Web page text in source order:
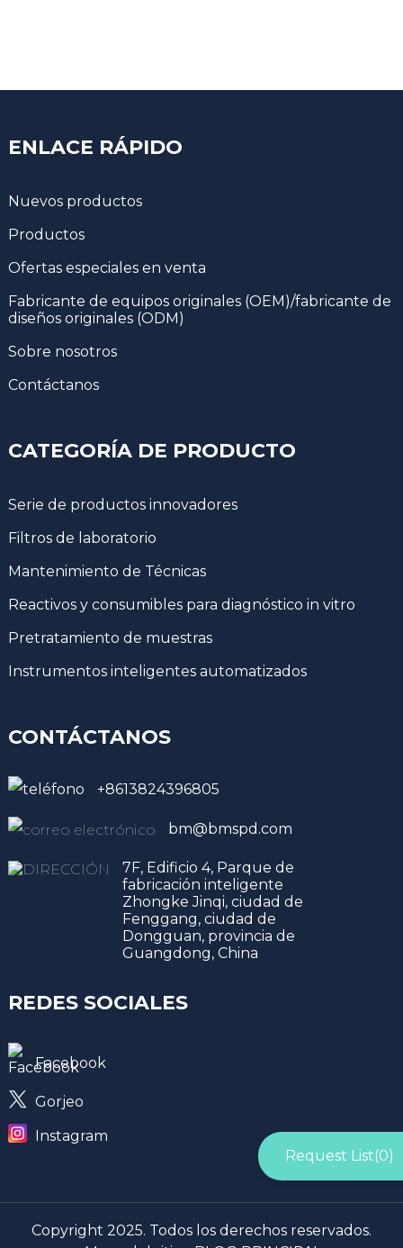
ENLACE RÁPIDO
Nuevos productos
Productos
Ofertas especiales en venta
Fabricante de equipos originales (OEM)/fabricante de
diseños originales (ODM)
Sobre nosotros
Contáctanos
CATEGORÍA DE PRODUCTO
Serie de productos innovadores
Filtros de laboratorio
Mantenimiento de Técnicas
Reactivos y consumibles para diagnóstico in vitro
Pretratamiento de muestras
Instrumentos inteligentes automatizados
CONTÁCTANOS
+8613824396805
bm@bmspd.com
7F, Edificio 4, Parque de
fabricación inteligente
Zhongke Jinqi, ciudad de
Fenggang, ciudad de
Dongguan, provincia de
Guangdong, China
REDES SOCIALES
Facebook
Gorjeo
Instagram
Copyright 2025. Todos los derechos reservados.
Request List(0)